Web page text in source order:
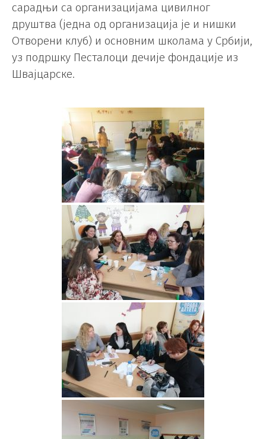
сарадњи са организацијама цивилног
друштва (једна од организација је и нишки
Отворени клуб) и основним школама у Србији,
уз подршку Песталоци дечије фондације из
Швајцарске.